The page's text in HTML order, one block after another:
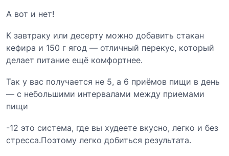
А вот и нет!
К завтраку или десерту можно добавить стакан
кефира и 150 г ягод — отличный перекус, который
делает питание ещё комфортнее.
Так у вас получается не 5, а 6 приёмов пищи в день
— с небольшими интервалами между приемами
пищи
-12 это система, где вы худеете вкусно, легко и без
стресса.Поэтому легко добиться результата.